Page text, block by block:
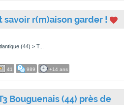
savoir r(m)aison garder !
(44) > T...
41 989 +14 ans
Bouguenais (44) près de